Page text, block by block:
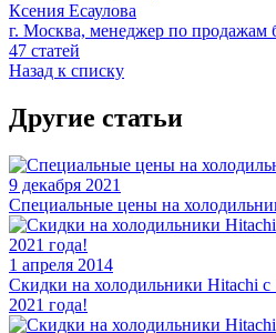
Ксения Есаулова
г. Москва, менеджер по продажам
47 статей
Назад к списку
Другие статьи
9 декабря 2021
Специальные цены на
1 апреля 2014
Скидки на холодильники Hitachi c
2021 года!